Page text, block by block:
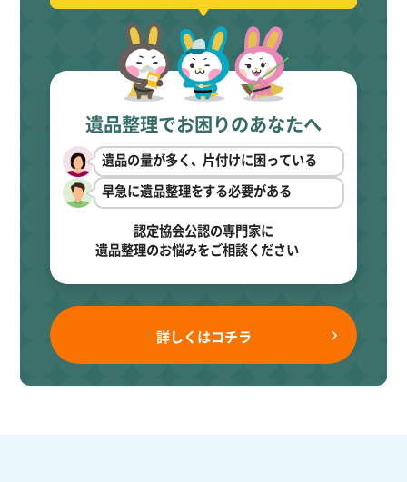
遺品整理でお困りのあなたへ
遺品の量が多く、片付けに困っている
早急に遺品整理をする必要がある
認定協会公認の専門家に
遺品整理のお悩みをご相談ください
詳しくはコチラ